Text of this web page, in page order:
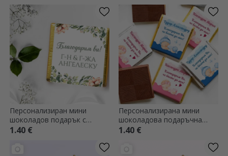
Персонализиран мини
шоколадов подарък с
послание - Благодаря!
1.40 €
Персонализирана мини
шоколадова подаръчна
кутия за кръщене - Бебе
1.40 €